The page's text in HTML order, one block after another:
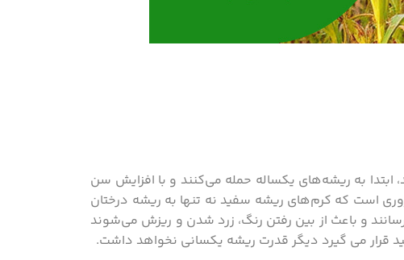
ابتدا به ریشه‌های یکساله حمله می‌کنند و با افزایش سن
است که کرم‌های ریشه سفید نه تنها به ریشه درختان
و باعث از بین رفتن رنگ، زرد شدن و ریزش می‌شوند
قرار می گیرد دیگر قدرت ریشه یکسانی نخواهد داشت.